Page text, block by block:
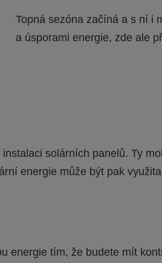
Topná sezóna začíná a s ní i
a úsporami energie, zde ale
solárních panelů. Ty
energie může být pak
energie tím, že budete mít